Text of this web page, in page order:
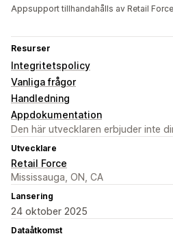
Appsupport tillhandahålls av Retail
Resurser
Integritetspolicy
Vanliga frågor
Handledning
Appdokumentation
Den här utvecklaren erbjuder inte
Utvecklare
Retail Force
Mississauga, ON, CA
Lansering
24 oktober 2025
Dataåtkomst